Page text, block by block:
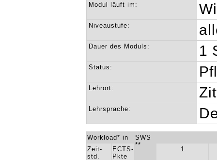
Modul läuft im:
Niveaustufe:
Dauer des Moduls: 1
Status:
Lehrort:
Lehrsprache:
Workload* in
SWS
**
Zeit-
std.
ECTS-
Pkte
1